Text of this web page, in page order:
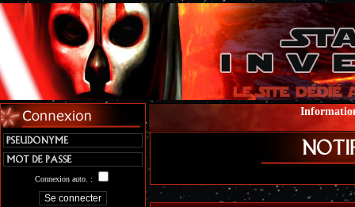
Connexion auto. :